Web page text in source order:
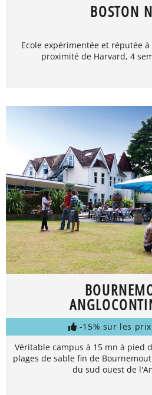
BOSTON
Ecole expérimentée et réputée
proximité de Harvard, 4
-15% sur les
Véritable campus à 15 mn à pied
plages de sable fin de
du sud ouest de